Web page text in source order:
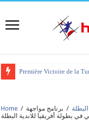
Première Victoire de la
Home / البطلة / برنامج مواجهة